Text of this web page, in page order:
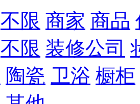
不限 商家 商品
不限 装修公司
陶瓷 卫浴 橱柜